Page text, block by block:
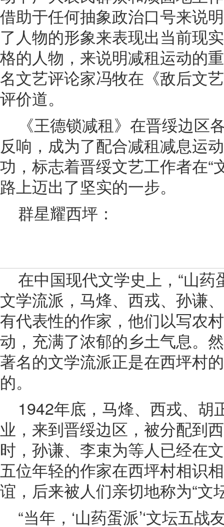
借助于任何抽象政治口号来说
了人物的形象来表现出当前现
格的人物，来说明减租运动的
名文艺评论家冯牧在《敌后文
评价道。
《王德锁减租》在晋绥边区
反响，成为了配合减租减息运
功，标志着晋绥文艺工作者在“
路上迈出了坚实的一步。
群星耀西坪：
在中国现代文学史上，“山药
文学流派，马烽、西戎、孙谦
有代表性的作家，他们以写农
动，充满了浓郁的乡土气息。
著名的文学流派正是在西坪村
的。
1942年底，马烽、西戎、胡
业，来到晋绥边区，被分配到
时，孙谦、李束为等人已经在
五位年轻的作家在西坪村相识
谊，后来被人们亲切地称为“文
“当年，‘山药蛋派’‘文坛五